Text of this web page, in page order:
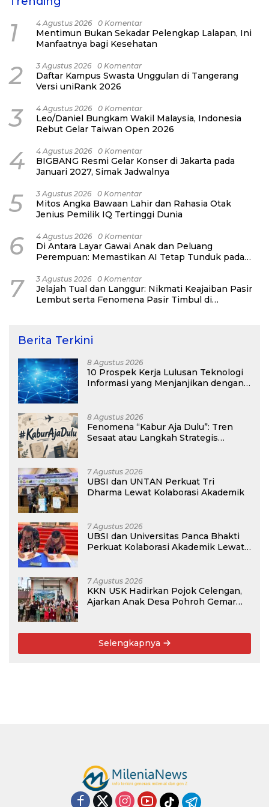
1 4 Agustus 2026 0 Komentar
Mentimun Bukan Sekadar Pelengkap Lalapan, Ini
Manfaatnya bagi Kesehatan
2 3 Agustus 2026 0 Komentar
Daftar Kampus Swasta Unggulan di Tangerang
Versi uniRank 2026
3 4 Agustus 2026 0 Komentar
Leo/Daniel Bungkam Wakil Malaysia, Indonesia
Rebut Gelar Taiwan Open 2026
4 4 Agustus 2026 0 Komentar
BIGBANG Resmi Gelar Konser di Jakarta pada
Januari 2027, Simak Jadwalnya
5 3 Agustus 2026 0 Komentar
Mitos Angka Bawaan Lahir dan Rahasia Otak
Jenius Pemilik IQ Tertinggi Dunia
6 4 Agustus 2026 0 Komentar
Di Antara Layar Gawai Anak dan Peluang
Perempuan: Memastikan AI Tetap Tunduk pada
7 3 Agustus 2026 0 Komentar
Jelajah Tual dan Langgur: Nikmati Keajaiban Pasir
Lembut serta Fenomena Pasir Timbul di
Berita Terkini
8 Agustus 2026
10 Prospek Kerja Lulusan Teknologi
Informasi yang Menjanjikan dengan
8 Agustus 2026
Fenomena “Kabur Aja Dulu”: Tren
Sesaat atau Langkah Strategis
7 Agustus 2026
UBSI dan UNTAN Perkuat Tri
Dharma Lewat Kolaborasi Akademik
7 Agustus 2026
UBSI dan Universitas Panca Bhakti
Perkuat Kolaborasi Akademik Lewat
7 Agustus 2026
KKN USK Hadirkan Pojok Celengan,
Ajarkan Anak Desa Pohroh Gemar
Selengkapnya